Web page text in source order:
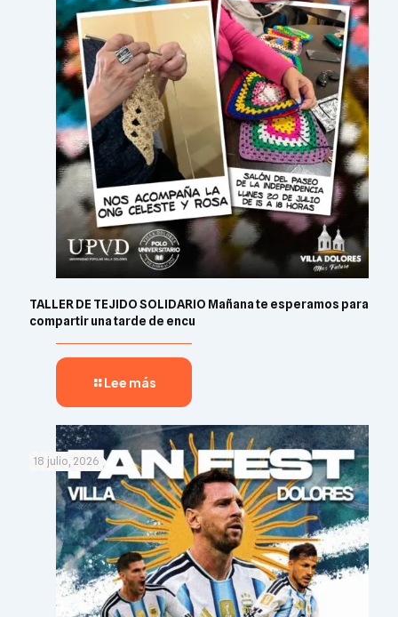
TALLER DE TEJIDO SOLIDARIO Mañana te esperamos para
compartir una tarde de encu
Lee más
18 julio, 2026